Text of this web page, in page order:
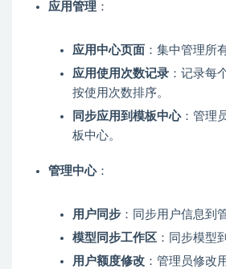
应用管理 ：
应用中心页面 ：集中管理所
应用使用次数记录 ：记录每
按使用次数排序。
同步应用到模板中心：管理
板中心。
管理中心：
用户同步 ：同步用户信息到
模型同步工作区 ：同步模型
用户额度修改 ：管理员修改